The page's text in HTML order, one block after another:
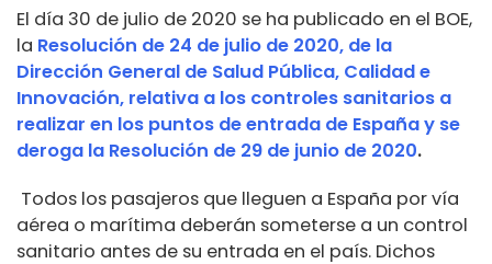
El día 30 de julio de 2020 se ha publicado en el BOE,
la Resolución de 24 de julio de 2020, de la
Dirección General de Salud Pública, Calidad e
Innovación, relativa a los controles sanitarios a
realizar en los puntos de entrada de España y se
deroga la Resolución de 29 de junio de 2020.
Todos los pasajeros que lleguen a España por vía
aérea o marítima deberán someterse a un control
sanitario antes de su entrada en el país. Dichos